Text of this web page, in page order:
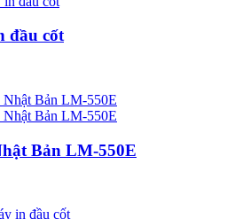
đầu cốt
Bản LM-550E